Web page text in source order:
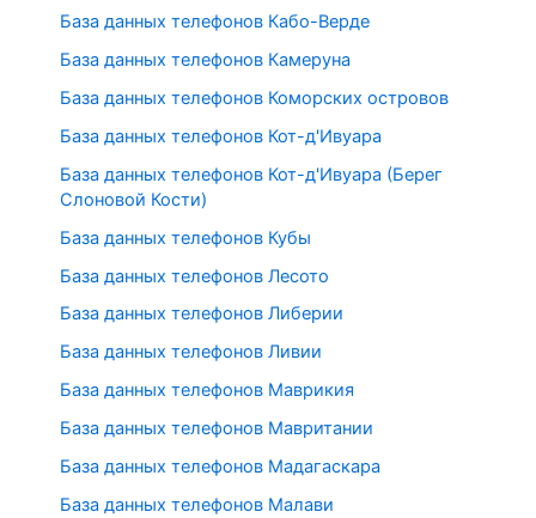
База данных телефонов Кабо-Верде
База данных телефонов Камеруна
База данных телефонов Коморских островов
База данных телефонов Кот-д'Ивуара
База данных телефонов Кот-д'Ивуара (Берег
Слоновой Кости)
База данных телефонов Кубы
База данных телефонов Лесото
База данных телефонов Либерии
База данных телефонов Ливии
База данных телефонов Маврикия
База данных телефонов Мавритании
База данных телефонов Мадагаскара
База данных телефонов Малави